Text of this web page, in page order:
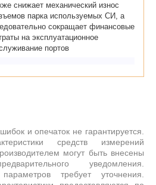
снижает механический износ
парка используемых СИ, а
сокращает финансовые
на эксплуатационное
портов
и опечаток не гарантируется.
средств измерений
могут быть внесены
уведомления.
требует уточнения.